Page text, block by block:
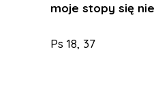
moje stopy się
Ps 18, 37